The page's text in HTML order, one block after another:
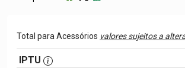
Total para Acessórios valores sujeitos a
IPTU